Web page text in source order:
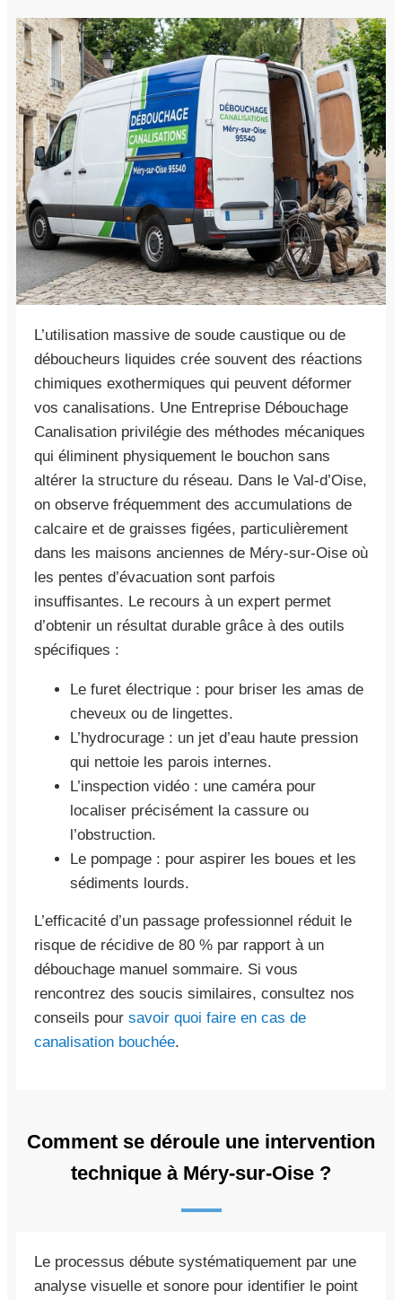
L’utilisation massive de soude caustique ou de
déboucheurs liquides crée souvent des réactions
chimiques exothermiques qui peuvent déformer
vos canalisations. Une Entreprise Débouchage
Canalisation privilégie des méthodes mécaniques
qui éliminent physiquement le bouchon sans
altérer la structure du réseau. Dans le Val-d’Oise,
on observe fréquemment des accumulations de
calcaire et de graisses figées, particulièrement
dans les maisons anciennes de Méry-sur-Oise où
les pentes d’évacuation sont parfois
insuffisantes. Le recours à un expert permet
d’obtenir un résultat durable grâce à des outils
spécifiques :
Le furet électrique : pour briser les amas de
cheveux ou de lingettes.
L’hydrocurage : un jet d’eau haute pression
qui nettoie les parois internes.
L’inspection vidéo : une caméra pour
localiser précisément la cassure ou
l’obstruction.
Le pompage : pour aspirer les boues et les
sédiments lourds.
L’efficacité d’un passage professionnel réduit le
risque de récidive de 80 % par rapport à un
débouchage manuel sommaire. Si vous
rencontrez des soucis similaires, consultez nos
conseils pour savoir quoi faire en cas de
canalisation bouchée.
Comment se déroule une intervention
technique à Méry-sur-Oise ?
Le processus débute systématiquement par une
analyse visuelle et sonore pour identifier le point